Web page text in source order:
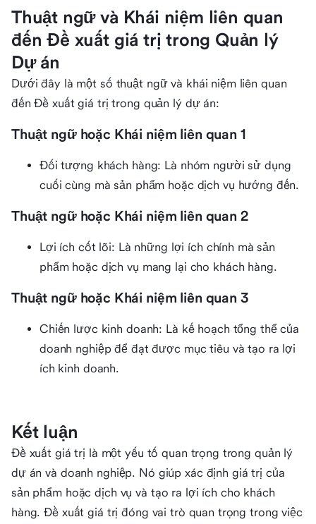
Thuật ngữ và Khái niệm liên quan
đến Đề xuất giá trị trong Quản lý
Dự án
Dưới đây là một số thuật ngữ và khái niệm liên quan
đến Đề xuất giá trị trong quản lý dự án:
Thuật ngữ hoặc Khái niệm liên quan 1
Đối tượng khách hàng: Là nhóm người sử dụng
cuối cùng mà sản phẩm hoặc dịch vụ hướng đến.
Thuật ngữ hoặc Khái niệm liên quan 2
Lợi ích cốt lõi: Là những lợi ích chính mà sản
phẩm hoặc dịch vụ mang lại cho khách hàng.
Thuật ngữ hoặc Khái niệm liên quan 3
Chiến lược kinh doanh: Là kế hoạch tổng thể của
doanh nghiệp để đạt được mục tiêu và tạo ra lợi
ích kinh doanh.
Kết luận
Đề xuất giá trị là một yếu tố quan trọng trong quản lý
dự án và doanh nghiệp. Nó giúp xác định giá trị của
sản phẩm hoặc dịch vụ và tạo ra lợi ích cho khách
hàng. Đề xuất giá trị đóng vai trò quan trọng trong việc